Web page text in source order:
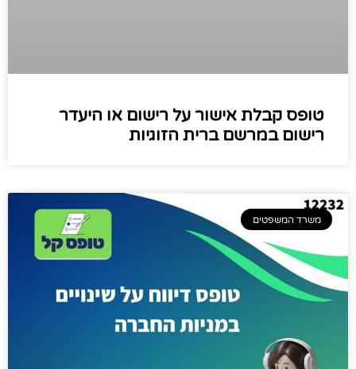
טופס קבלת אישור על רישום או היעדר
רישום במרשם ברית הזוגיות
משרד המשפטים